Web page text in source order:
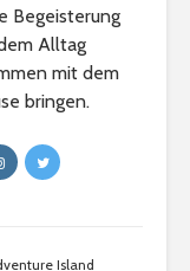
Begeisterung
Alltag
mit dem
bringen.
Island